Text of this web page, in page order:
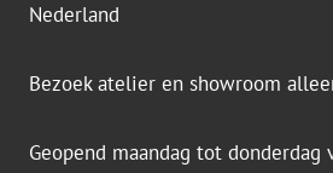
Nederland
Bezoek atelier en showroom
Geopend maandag tot donderdag